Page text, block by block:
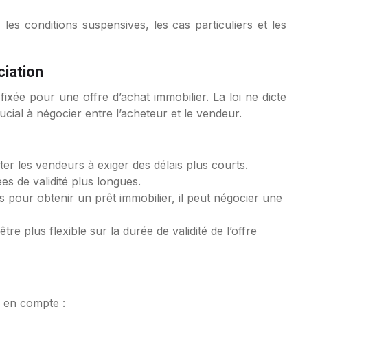
conditions suspensives, les cas particuliers et les
pour une offre d’achat immobilier. La loi ne dicte
à négocier entre l’acheteur et le vendeur.
les vendeurs à exiger des délais plus courts.
de validité plus longues.
pour obtenir un prêt immobilier, il peut négocier une
plus flexible sur la durée de validité de l’offre
compte :